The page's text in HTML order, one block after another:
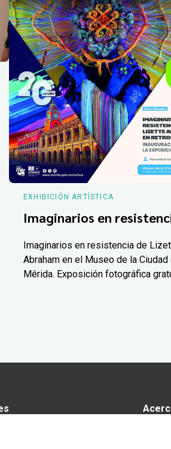
EXHIBICIÓN ARTÍSTICA
Imaginarios en
Imaginarios en resistencia de
Abraham en el Museo de la Ciudad
Mérida. Exposición fotográfica